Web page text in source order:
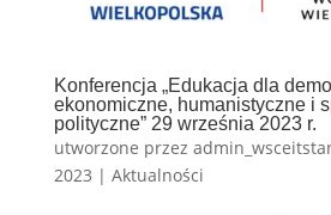
Konferencja „Edukacja dla
ekonomiczne, humanistyczne i
polityczne” 29 września 2023 r.
utworzone przez
2023 | Aktualności